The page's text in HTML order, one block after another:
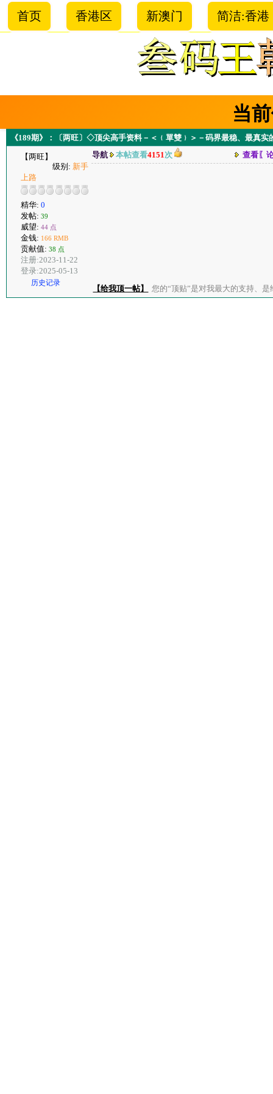
首页 香港区 新澳门 简洁:香港
当
《189期》：〔两旺〕◇顶尖高手资料－＜﹛單雙﹜＞－码界最稳、最真实
【两旺】
级别: 新手
上路
精华: 0
发帖: 39
威望: 44 点
金钱: 166 RMB
贡献值: 38 点
注册:2023-11-22
登录:2025-05-13
历史记录
导航 本帖查看4151次 查看〖
【给我顶一帖】 您的“顶贴”是对我最大的支持、